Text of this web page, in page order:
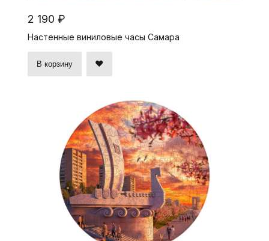
2 190 ₽
Настенные виниловые часы Самара
В корзину